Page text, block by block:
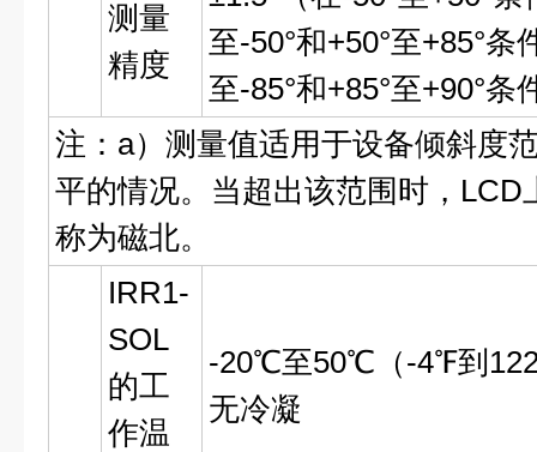
测量
精度
至-50°和+50°至+85°条
至-85°和+85°至+90°条
注：a）测量值适用于设备倾斜度
平的情况。当超出该范围时，LCD
称为磁北。
IRR1-
SOL
的工
作温
-20℃至50℃（-4℉到
无冷凝